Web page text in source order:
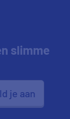
slimme
je aan